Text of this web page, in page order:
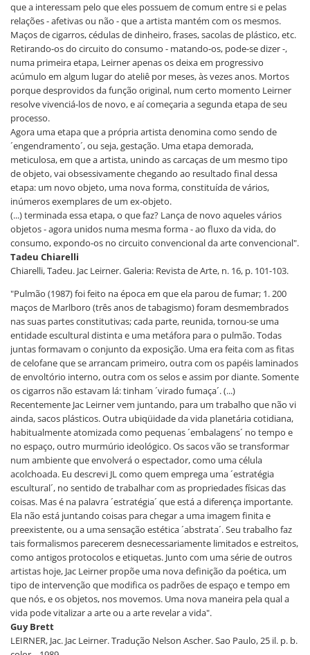
que a interessam pelo que eles possuem de comum entre si e pelas
relações - afetivas ou não - que a artista mantém com os mesmos.
Maços de cigarros, cédulas de dinheiro, frases, sacolas de plástico, etc.
Retirando-os do circuito do consumo - matando-os, pode-se dizer -,
numa primeira etapa, Leirner apenas os deixa em progressivo
acúmulo em algum lugar do ateliê por meses, às vezes anos. Mortos
porque desprovidos da função original, num certo momento Leirner
resolve vivenciá-los de novo, e aí começaria a segunda etapa de seu
processo.
Agora uma etapa que a própria artista denomina como sendo de
´engendramento´, ou seja, gestação. Uma etapa demorada,
meticulosa, em que a artista, unindo as carcaças de um mesmo tipo
de objeto, vai obsessivamente chegando ao resultado final dessa
etapa: um novo objeto, uma nova forma, constituída de vários,
inúmeros exemplares de um ex-objeto.
(...) terminada essa etapa, o que faz? Lança de novo aqueles vários
objetos - agora unidos numa mesma forma - ao fluxo da vida, do
consumo, expondo-os no circuito convencional da arte convencional".
Tadeu Chiarelli
Chiarelli, Tadeu. Jac Leirner. Galeria: Revista de Arte, n. 16, p. 101-103.
"Pulmão (1987) foi feito na época em que ela parou de fumar; 1. 200
maços de Marlboro (três anos de tabagismo) foram desmembrados
nas suas partes constitutivas; cada parte, reunida, tornou-se uma
entidade escultural distinta e uma metáfora para o pulmão. Todas
juntas formavam o conjunto da exposição. Uma era feita com as fitas
de celofane que se arrancam primeiro, outra com os papéis laminados
de envoltório interno, outra com os selos e assim por diante. Somente
os cigarros não estavam lá: tinham ´virado fumaça´. (...)
Recentemente Jac Leirner vem juntando, para um trabalho que não vi
ainda, sacos plásticos. Outra ubiqüidade da vida planetária cotidiana,
habitualmente atomizada como pequenas ´embalagens´ no tempo e
no espaço, outro murmúrio ideológico. Os sacos vão se transformar
num ambiente que envolverá o espectador, como uma célula
acolchoada. Eu descrevi JL como quem emprega uma ´estratégia
escultural´, no sentido de trabalhar com as propriedades físicas das
coisas. Mas é na palavra ´estratégia´ que está a diferença importante.
Ela não está juntando coisas para chegar a uma imagem finita e
preexistente, ou a uma sensação estética ´abstrata´. Seu trabalho faz
tais formalismos parecerem desnecessariamente limitados e estreitos,
como antigos protocolos e etiquetas. Junto com uma série de outros
artistas hoje, Jac Leirner propõe uma nova definição da poética, um
tipo de intervenção que modifica os padrões de espaço e tempo em
que nós, e os objetos, nos movemos. Uma nova maneira pela qual a
vida pode vitalizar a arte ou a arte revelar a vida".
Guy Brett
LEIRNER, Jac. Jac Leirner. Tradução Nelson Ascher. Sao Paulo, 25 il. p. b.